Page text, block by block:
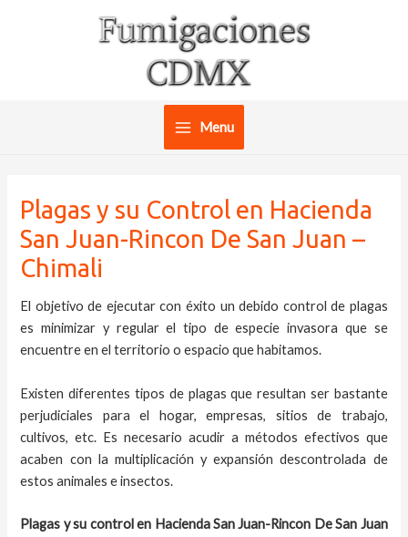
Main
Menu
Plagas y su Control en Hacienda
San Juan-Rincon De San Juan –
Chimali
El objetivo de ejecutar con éxito un debido control de plagas
es minimizar y regular el tipo de especie invasora que se
encuentre en el territorio o espacio que habitamos.
Existen diferentes tipos de plagas que resultan ser bastante
perjudiciales para el hogar, empresas, sitios de trabajo,
cultivos, etc. Es necesario acudir a métodos efectivos que
acaben con la multiplicación y expansión descontrolada de
estos animales e insectos.
Plagas y su control en Hacienda San Juan-Rincon De San Juan